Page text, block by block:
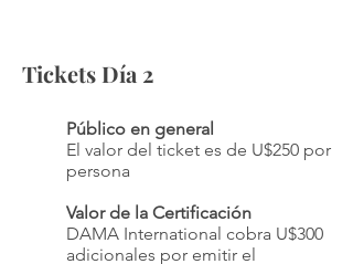
Tickets Día 2
Público en general
El valor del ticket es de U$250 por
persona
Valor de la Certificación
DAMA International cobra U$300
adicionales por emitir el